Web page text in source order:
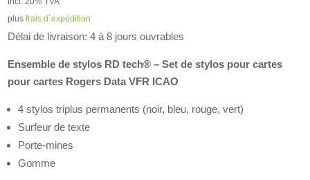
plusfrais d´expédition
Délai de livraison: 4 à 8 jours ouvrables
Ensemble de stylos RD tech® – Set de stylos pour cartes
pour cartes Rogers Data VFR ICAO
4 stylos triplus permanents (noir, bleu, rouge, vert)
Surfeur de texte
Porte-mines
Gomme